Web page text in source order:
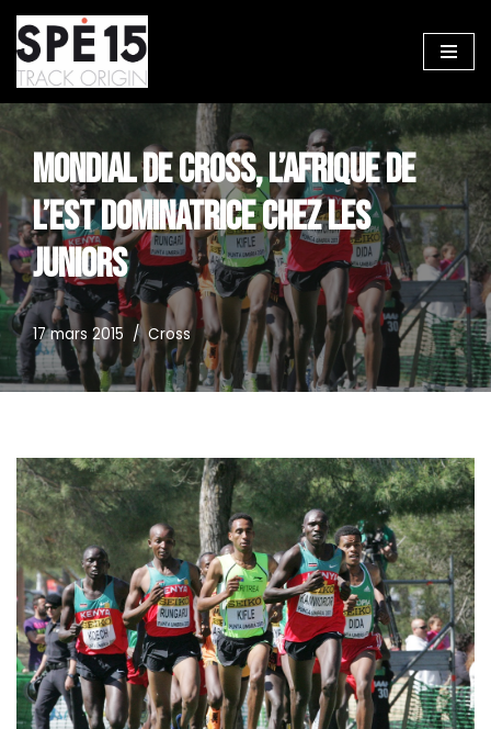
Aller
au
contenu
MONDIAL DE CROSS, L’AFRIQUE DE
L’EST DOMINATRICE CHEZ LES
JUNIORS
17 mars 2015 Cross